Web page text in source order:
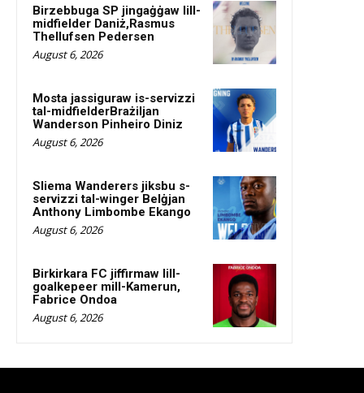
Birzebbuga SP jingaġġaw lill-
midfielder Daniż,Rasmus
Thellufsen Pedersen
August 6, 2026
Mosta jassiguraw is-servizzi
tal-midfielderBrażiljan
Wanderson Pinheiro Diniz
August 6, 2026
Sliema Wanderers jiksbu s-
servizzi tal-winger Belġjan
Anthony Limbombe Ekango
August 6, 2026
Birkirkara FC jiffirmaw lill-
goalkepeer mill-Kamerun,
Fabrice Ondoa
August 6, 2026